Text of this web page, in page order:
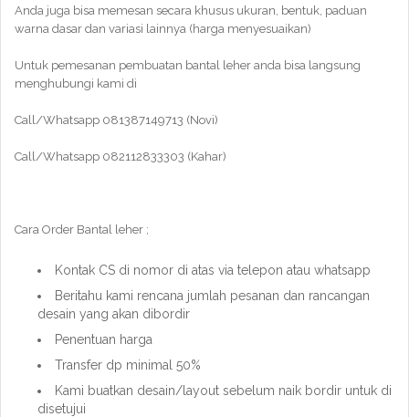
Anda juga bisa memesan secara khusus ukuran, bentuk, paduan
warna dasar dan variasi lainnya (harga menyesuaikan)
Untuk pemesanan pembuatan bantal leher anda bisa langsung
menghubungi kami di
Call/Whatsapp 081387149713 (Novi)
Call/Whatsapp 082112833303 (Kahar)
Cara Order Bantal leher ;
Kontak CS di nomor di atas via telepon atau whatsapp
Beritahu kami rencana jumlah pesanan dan rancangan
desain yang akan dibordir
Penentuan harga
Transfer dp minimal 50%
Kami buatkan desain/layout sebelum naik bordir untuk di
disetujui